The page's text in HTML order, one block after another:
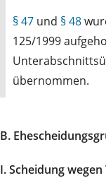
§ 47 und § 48
125/1999
übernommen.
B.
I. Scheidung